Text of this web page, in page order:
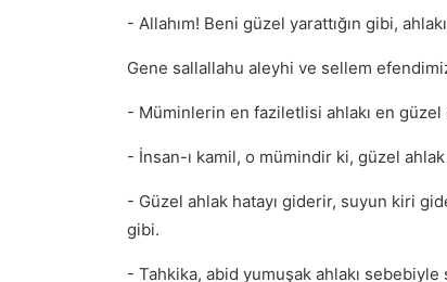
- Allahım! Beni güzel yarattığın gibi,
Gene sallallahu aleyhi ve sellem
- Müminlerin en faziletlisi ahlakı en güzel
- İnsan-ı kamil, o mümindir ki, güzel
- Güzel ahlak hatayı giderir, suyun kiri
gibi.
- Tahkika, abid yumuşak ahlakı